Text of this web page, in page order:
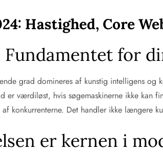
Hastighed, Core
Fundamentet for
grad domineres af kunstig intelligens
er værdiløst, hvis søgemaskinerne ikke kan
konkurrenterne. Det handler ikke længere
er kernen i